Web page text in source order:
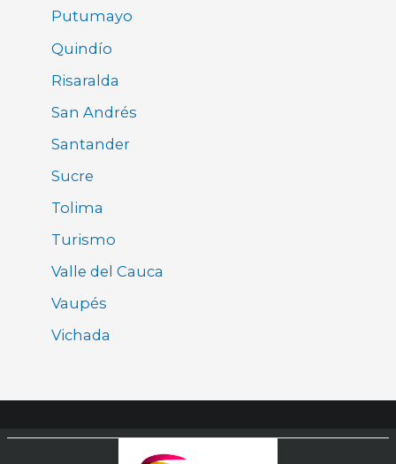
Putumayo
Quindío
Risaralda
San Andrés
Santander
Sucre
Tolima
Turismo
Valle del Cauca
Vaupés
Vichada